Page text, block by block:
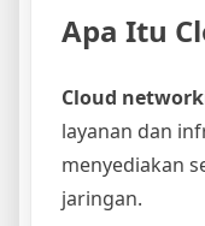
Apa Itu
Cloud
layanan dan
menyediakan
jaringan.